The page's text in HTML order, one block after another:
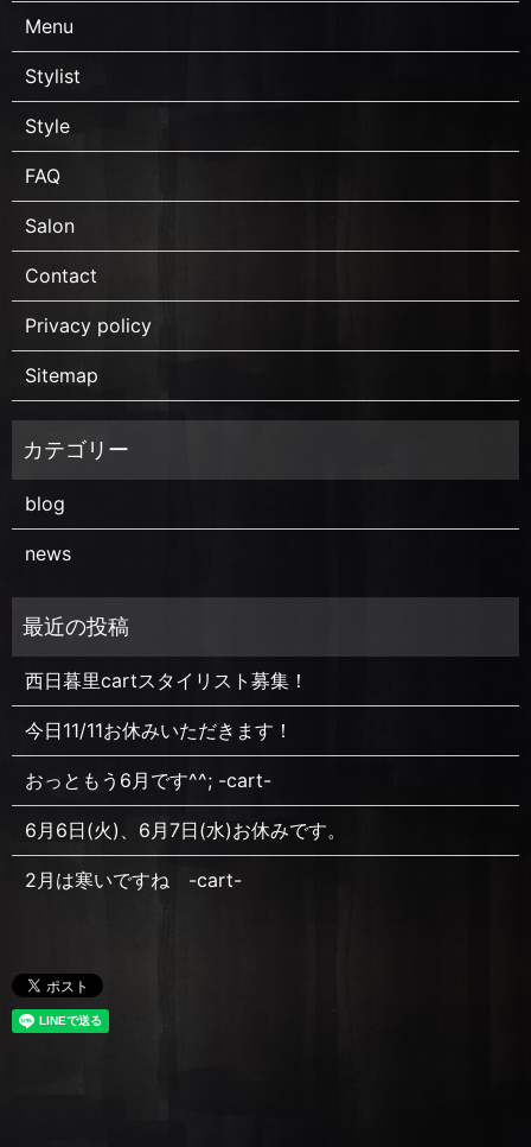
Menu
Stylist
Style
FAQ
Salon
Contact
Privacy policy
Sitemap
blog
news
西日暮里cartスタイリスト募集！
今日11/11お休みいただきます！
おっともう6月です^^; -cart-
6月6日(火)、6月7日(水)お休みです。
2月は寒いですね -cart-